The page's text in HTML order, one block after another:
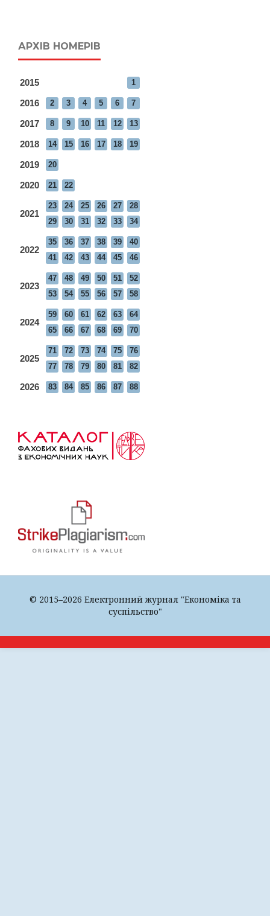
АРХІВ НОМЕРІВ
2015 1
2016 2 3 4 5 6 7
2017 8 9 10 11 12 13
2018 14 15 16 17 18 19
2019 20
2020 21 22
2021
23 24 25 26 27
28
29
30 31 32 33 34
2022
35 36 37 38 39
40
41
42 43 44 45 46
2023
47 48 49 50 51
52
53
54 55 56 57 58
2024
59 60 61 62 63
64
65
66 67 68 69 70
2025
71 72 73 74 75
76
77
78 79 80 81 82
2026 83 84 85 86 87 88
© 2015–2026 Електронний журнал "Економіка та
суспільство"